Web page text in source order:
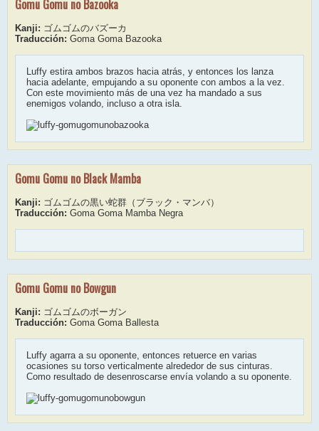
Gomu Gomu no Bazooka
Kanji: ゴムゴムのバズーカ
Traducción: Goma Goma Bazooka
Luffy estira ambos brazos hacia atrás, y entonces los lanza
hacia adelante, empujando a su oponente con ambos a la vez.
Con este movimiento más de una vez ha mandado a sus
enemigos volando, incluso a otra isla.
Gomu Gomu no Black Mamba
Kanji: ゴムゴムの黒い蛇群（ブラック・マンバ）
Traducción: Goma Goma Mamba Negra
Gomu Gomu no Bowgun
Kanji: ゴムゴムのボーガン
Traducción: Goma Goma Ballesta
Luffy agarra a su oponente, entonces retuerce en varias
ocasiones su torso verticalmente alrededor de sus cinturas.
Como resultado de desenroscarse envía volando a su oponente.